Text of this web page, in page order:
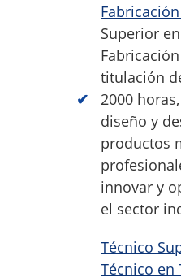
Superior
titulación
2000
diseño y
productos
innovar y
el sector
Técnico
Técnico en